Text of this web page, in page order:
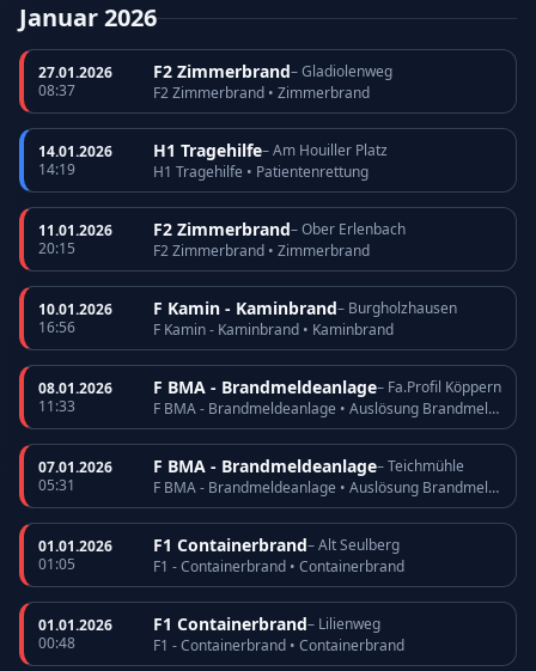
Januar 2026
27.01.2026
08:37
F2 Zimmerbrand– Gladiolenweg
F2 Zimmerbrand • Zimmerbrand
14.01.2026
14:19
H1 Tragehilfe– Am Houiller Platz
H1 Tragehilfe • Patientenrettung
11.01.2026
20:15
F2 Zimmerbrand– Ober Erlenbach
F2 Zimmerbrand • Zimmerbrand
10.01.2026
16:56
F Kamin - Kaminbrand– Burgholzhausen
F Kamin - Kaminbrand • Kaminbrand
08.01.2026
11:33
F BMA - Brandmeldeanlage– Fa.Profil Köppern
F BMA - Brandmeldeanlage • Auslösung Brandmeldeanlage
07.01.2026
05:31
F BMA - Brandmeldeanlage– Teichmühle
F BMA - Brandmeldeanlage • Auslösung Brandmeldeanlage
01.01.2026
01:05
F1 Containerbrand– Alt Seulberg
F1 - Containerbrand • Containerbrand
01.01.2026
00:48
F1 Containerbrand– Lilienweg
F1 - Containerbrand • Containerbrand